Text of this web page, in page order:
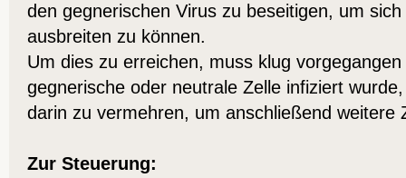
den gegnerischen Virus zu beseitigen, um
ausbreiten zu können.
Um dies zu erreichen, muss klug
gegnerische oder neutrale Zelle infiziert
darin zu vermehren, um anschließend weitere
Zur Steuerung: